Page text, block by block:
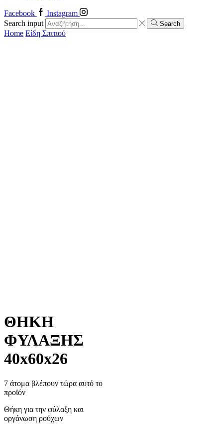
Facebook
Instagram
Search input
Search
Home Είδη Σπιτιού
ΘΗΚΗ
ΦΥΛΑΞΗΣ
40x60x26
7 άτομα βλέπουν τώρα αυτό το
προϊόν
Θήκη για την φύλαξη και
οργάνωση ρούχων